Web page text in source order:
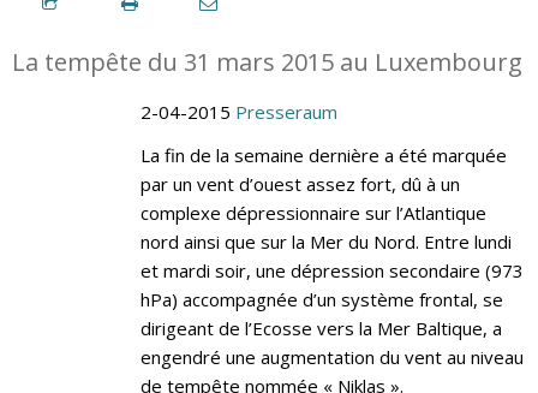
La tempête du 31 mars 2015 au Luxembourg
2-04-2015 Presseraum
La fin de la semaine dernière a été marquée
par un vent d’ouest assez fort, dû à un
complexe dépressionnaire sur l’Atlantique
nord ainsi que sur la Mer du Nord. Entre lundi
et mardi soir, une dépression secondaire (973
hPa) accompagnée d’un système frontal, se
dirigeant de l’Ecosse vers la Mer Baltique, a
engendré une augmentation du vent au niveau
de tempête nommée « Niklas ».